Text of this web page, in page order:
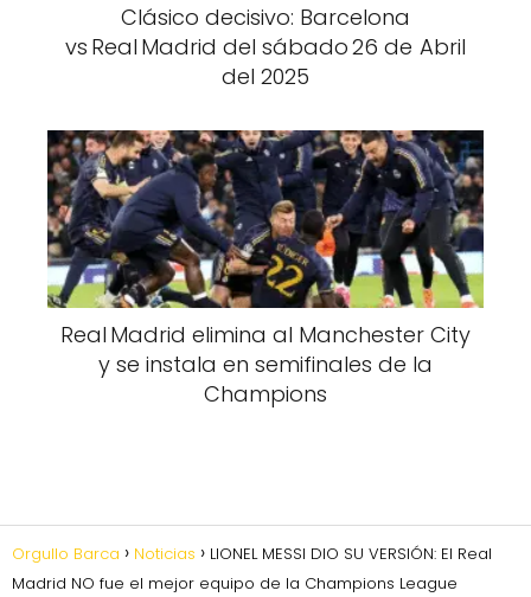
Clásico decisivo: Barcelona
vs Real Madrid del sábado 26 de Abril
del 2025
Real Madrid elimina al Manchester City
y se instala en semifinales de la
Champions
Orgullo Barca Noticias
LIONEL MESSI DIO SU VERSIÓN: El Real
Madrid NO fue el mejor equipo de la Champions League